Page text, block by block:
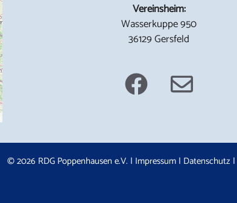
Vereinsheim:
Wasserkuppe 950
36129 Gersfeld
© 2026 RDG Poppenhausen e.V. | Impressum| Datenschutz |